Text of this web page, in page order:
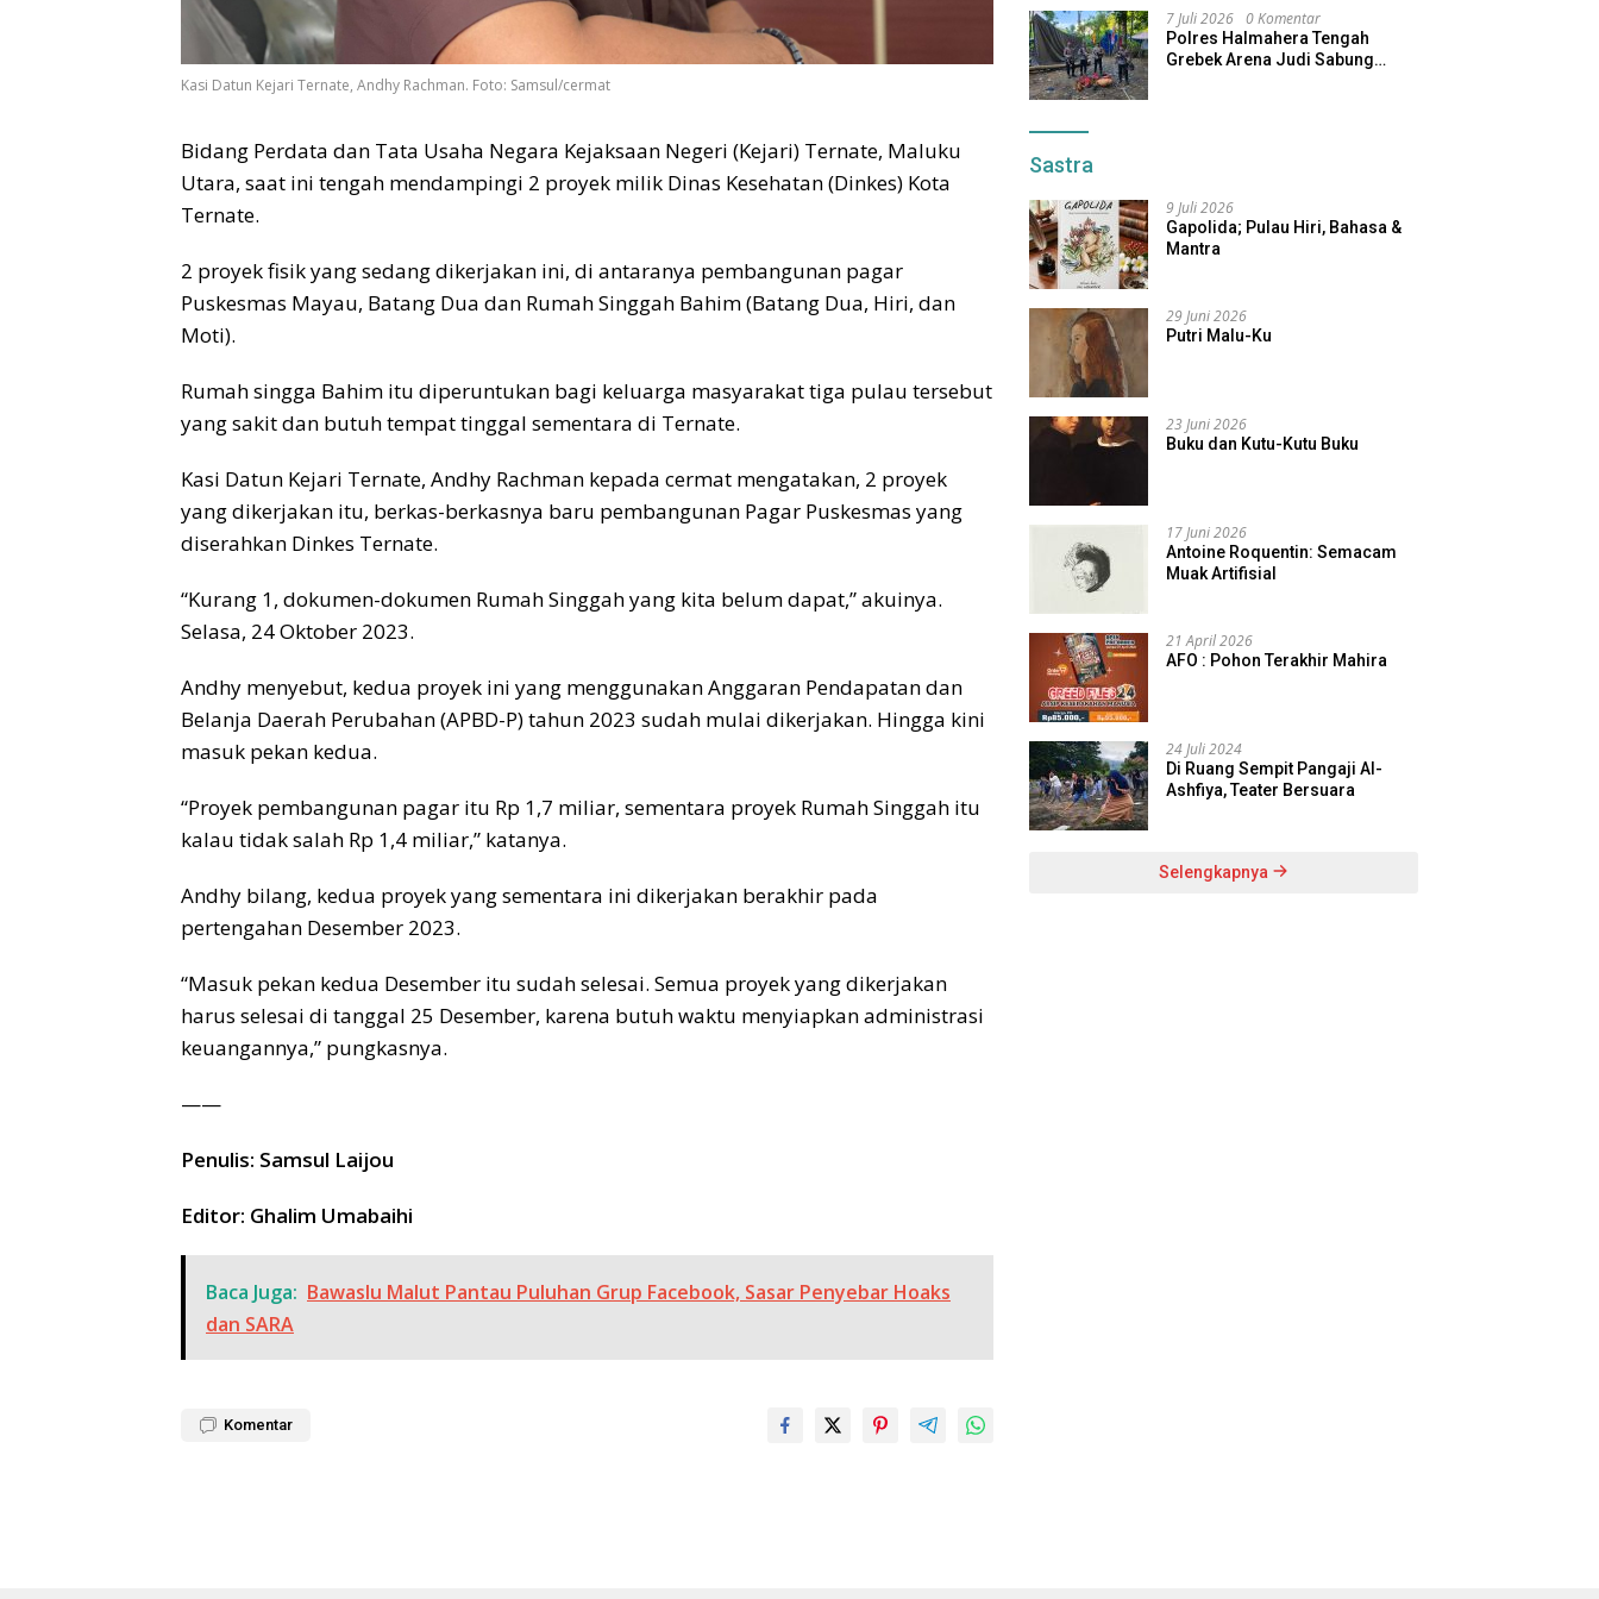
Kasi Datun Kejari Ternate, Andhy Rachman. Foto: Samsul/cermat
Bidang Perdata dan Tata Usaha Negara Kejaksaan Negeri (Kejari) Ternate, Maluku
Utara, saat ini tengah mendampingi 2 proyek milik Dinas Kesehatan (Dinkes) Kota
Ternate.
2 proyek fisik yang sedang dikerjakan ini, di antaranya pembangunan pagar
Puskesmas Mayau, Batang Dua dan Rumah Singgah Bahim (Batang Dua, Hiri, dan
Moti).
Rumah singga Bahim itu diperuntukan bagi keluarga masyarakat tiga pulau tersebut
yang sakit dan butuh tempat tinggal sementara di Ternate.
Kasi Datun Kejari Ternate, Andhy Rachman kepada cermat mengatakan, 2 proyek
yang dikerjakan itu, berkas-berkasnya baru pembangunan Pagar Puskesmas yang
diserahkan Dinkes Ternate.
“Kurang 1, dokumen-dokumen Rumah Singgah yang kita belum dapat,” akuinya.
Selasa, 24 Oktober 2023.
Andhy menyebut, kedua proyek ini yang menggunakan Anggaran Pendapatan dan
Belanja Daerah Perubahan (APBD-P) tahun 2023 sudah mulai dikerjakan. Hingga kini
masuk pekan kedua.
“Proyek pembangunan pagar itu Rp 1,7 miliar, sementara proyek Rumah Singgah itu
kalau tidak salah Rp 1,4 miliar,” katanya.
Andhy bilang, kedua proyek yang sementara ini dikerjakan berakhir pada
pertengahan Desember 2023.
“Masuk pekan kedua Desember itu sudah selesai. Semua proyek yang dikerjakan
harus selesai di tanggal 25 Desember, karena butuh waktu menyiapkan administrasi
keuangannya,” pungkasnya.
——
Penulis: Samsul Laijou
Editor: Ghalim Umabaihi
Baca Juga: Bawaslu Malut Pantau Puluhan Grup Facebook, Sasar Penyebar Hoaks
dan SARA
Komentar
7 Juli 2026 0 Komentar
Polres Halmahera Tengah
Grebek Arena Judi Sabung
Sastra
9 Juli 2026
Gapolida; Pulau Hiri, Bahasa &
Mantra
29 Juni 2026
Putri Malu-Ku
23 Juni 2026
Buku dan Kutu-Kutu Buku
17 Juni 2026
Antoine Roquentin: Semacam
Muak Artifisial
21 April 2026
AFO : Pohon Terakhir Mahira
24 Juli 2024
Di Ruang Sempit Pangaji Al-
Ashfiya, Teater Bersuara
Selengkapnya